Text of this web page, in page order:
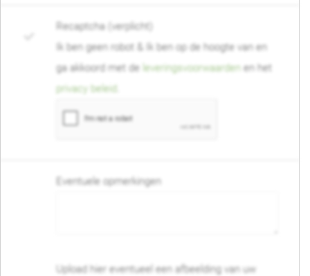
Recaptcha (verplicht)
Ik ben geen robot & Ik ben op de hoogte van en
ga akkoord met de leveringsvoorwaarden en het
privacy beleid
Eventuele opmerkingen
Upload hier eventueel een afbeelding van uw